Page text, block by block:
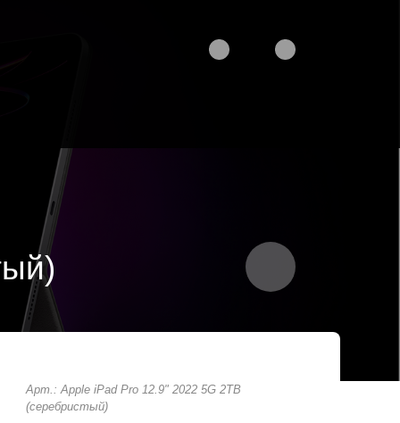
Арт.: Apple iPad Pro 12.9" 2022 5G 2TB
(серебристый)